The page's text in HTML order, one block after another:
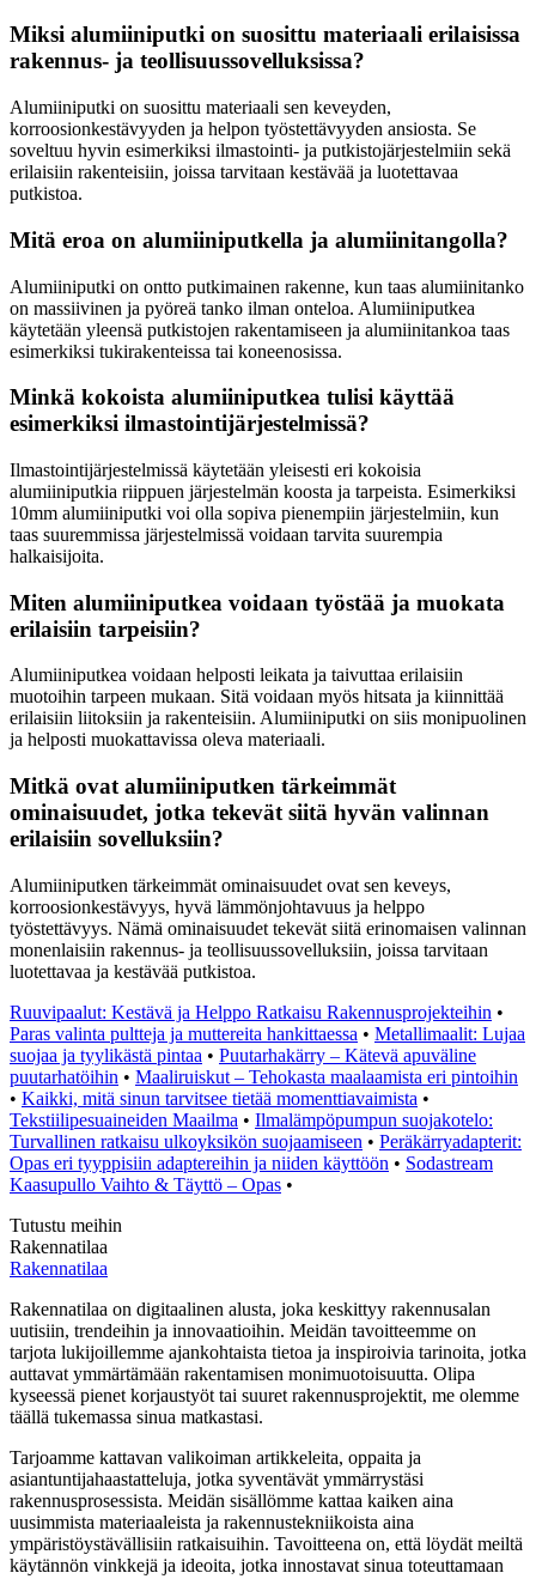
Miksi alumiiniputki on suosittu materiaali erilaisissa
rakennus- ja teollisuussovelluksissa?
Alumiiniputki on suosittu materiaali sen keveyden,
korroosionkestävyyden ja helpon työstettävyyden ansiosta. Se
soveltuu hyvin esimerkiksi ilmastointi- ja putkistojärjestelmiin sekä
erilaisiin rakenteisiin, joissa tarvitaan kestävää ja luotettavaa
putkistoa.
Mitä eroa on alumiiniputkella ja alumiinitangolla?
Alumiiniputki on ontto putkimainen rakenne, kun taas alumiinitanko
on massiivinen ja pyöreä tanko ilman onteloa. Alumiiniputkea
käytetään yleensä putkistojen rakentamiseen ja alumiinitankoa taas
esimerkiksi tukirakenteissa tai koneenosissa.
Minkä kokoista alumiiniputkea tulisi käyttää
esimerkiksi ilmastointijärjestelmissä?
Ilmastointijärjestelmissä käytetään yleisesti eri kokoisia
alumiiniputkia riippuen järjestelmän koosta ja tarpeista. Esimerkiksi
10mm alumiiniputki voi olla sopiva pienempiin järjestelmiin, kun
taas suuremmissa järjestelmissä voidaan tarvita suurempia
halkaisijoita.
Miten alumiiniputkea voidaan työstää ja muokata
erilaisiin tarpeisiin?
Alumiiniputkea voidaan helposti leikata ja taivuttaa erilaisiin
muotoihin tarpeen mukaan. Sitä voidaan myös hitsata ja kiinnittää
erilaisiin liitoksiin ja rakenteisiin. Alumiiniputki on siis monipuolinen
ja helposti muokattavissa oleva materiaali.
Mitkä ovat alumiiniputken tärkeimmät
ominaisuudet, jotka tekevät siitä hyvän valinnan
erilaisiin sovelluksiin?
Alumiiniputken tärkeimmät ominaisuudet ovat sen keveys,
korroosionkestävyys, hyvä lämmönjohtavuus ja helppo
työstettävyys. Nämä ominaisuudet tekevät siitä erinomaisen valinnan
monenlaisiin rakennus- ja teollisuussovelluksiin, joissa tarvitaan
luotettavaa ja kestävää putkistoa.
Ruuvipaalut: Kestävä ja Helppo Ratkaisu Rakennusprojekteihin •
Paras valinta pultteja ja muttereita hankittaessa • Metallimaalit: Lujaa
suojaa ja tyylikästä pintaa • Puutarhakärry – Kätevä apuväline
puutarhatöihin • Maaliruiskut – Tehokasta maalaamista eri pintoihin
• Kaikki, mitä sinun tarvitsee tietää momenttiavaimista •
Tekstiilipesuaineiden Maailma • Ilmalämpöpumpun suojakotelo:
Turvallinen ratkaisu ulkoyksikön suojaamiseen • Peräkärryadapterit:
Opas eri tyyppisiin adaptereihin ja niiden käyttöön • Sodastream
Kaasupullo Vaihto & Täyttö – Opas •
Tutustu meihin
Rakennatilaa
Rakennatilaa
Rakennatilaa on digitaalinen alusta, joka keskittyy rakennusalan
uutisiin, trendeihin ja innovaatioihin. Meidän tavoitteemme on
tarjota lukijoillemme ajankohtaista tietoa ja inspiroivia tarinoita, jotka
auttavat ymmärtämään rakentamisen monimuotoisuutta. Olipa
kyseessä pienet korjaustyöt tai suuret rakennusprojektit, me olemme
täällä tukemassa sinua matkastasi.
Tarjoamme kattavan valikoiman artikkeleita, oppaita ja
asiantuntijahaastatteluja, jotka syventävät ymmärrystäsi
rakennusprosessista. Meidän sisällömme kattaa kaiken aina
uusimmista materiaaleista ja rakennustekniikoista aina
ympäristöystävällisiin ratkaisuihin. Tavoitteena on, että löydät meiltä
käytännön vinkkejä ja ideoita, jotka innostavat sinua toteuttamaan